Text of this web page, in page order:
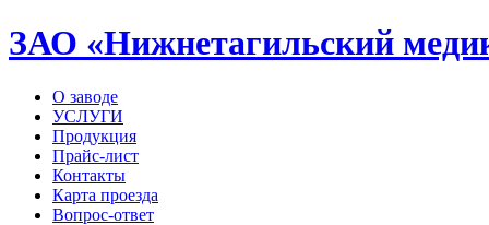
ЗАО «Нижнетагильский
О заводе
УСЛУГИ
Продукция
Прайс-лист
Контакты
Карта проезда
Вопрос-ответ